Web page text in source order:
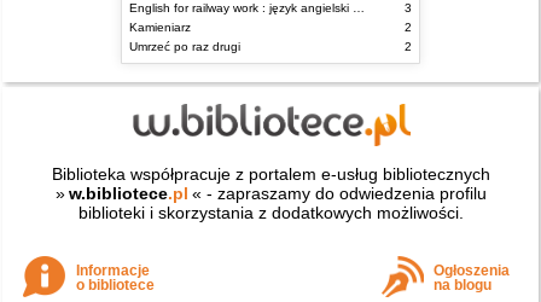
English for railway work : język angielski dla kolejarzy - podręcznik dla zaawansowanych
3
Kamieniarz
2
Umrzeć po raz drugi
2
Biblioteka współpracuje z portalem e-usług bibliotecznych
» w.bibliotece.pl « - zapraszamy do odwiedzenia profilu
biblioteki i skorzystania z dodatkowych możliwości.
Informacje
o bibliotece
Ogłoszenia
na blogu